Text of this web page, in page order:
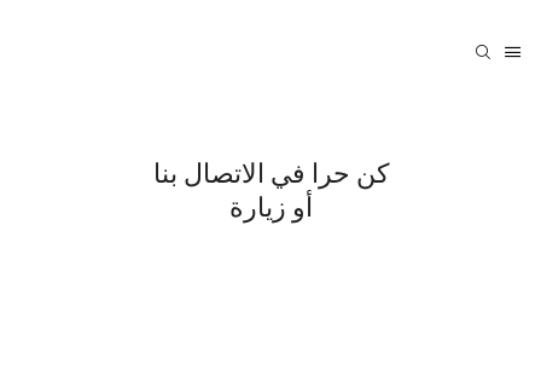
كن حرا في الاتصال بنا
أو زيارة